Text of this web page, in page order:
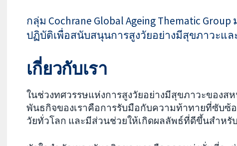
กลุ่ม Cochrane Global Ageing Thematic
ปฏิบัติเพื่อสนับสนุนการสูงวัยอย่างมีสุขภาวะแ
เกี่ยวกับเรา
ในช่วงทศวรรษแห่งการสูงวัยอย่างมีสุขภาวะของสห
พันธกิจของเราคือการรับมือกับความท้าทายที่ซับซ้
วัยทั่วโลก และมีส่วนช่วยให้เกิดผลลัพธ์ที่ดีขึ้นสำห